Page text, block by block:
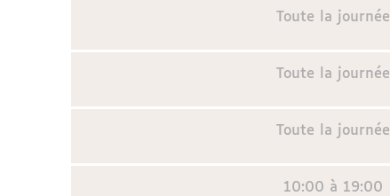
Toute la journée
Toute la journée
Toute la journée
10:00 à 19:00